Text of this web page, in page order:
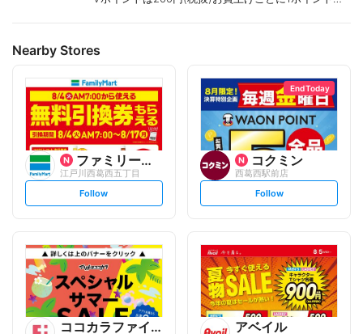
Nearby Stores
ファミリーマート
江戸川西葛西五丁目
s
t
l
o
w
Follow
End Today
コクミン
西葛西駅前店
s
t
l
o
w
Follow
ココカラファイン アベイル